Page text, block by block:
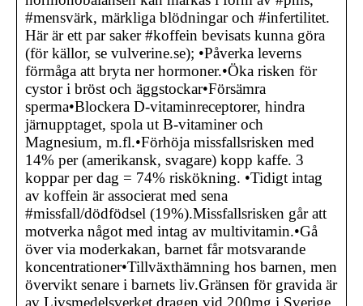
#mensvärk, märkliga blödningar och #infertilitet.
Här är ett par saker #koffein bevisats kunna göra
(för källor, se vulverine.se); •Påverka leverns
förmåga att bryta ner hormoner.•Öka risken för
cystor i bröst och äggstockar•Försämra
sperma•Blockera D-vitaminreceptorer, hindra
järnupptaget, spola ut B-vitaminer och
Magnesium, m.fl.•Förhöja missfallsrisken med
14% per (amerikansk, svagare) kopp kaffe. 3
koppar per dag = 74% riskökning. •Tidigt intag
av koffein är associerat med sena
#missfall/dödfödsel (19%).Missfallsrisken går att
motverka något med intag av multivitamin.•Gå
över via moderkakan, barnet får motsvarande
koncentrationer•Tillväxthämning hos barnen, men
övervikt senare i barnets liv.Gränsen för gravida är
av Livsmedelsverket dragen vid 200mg i Sverige